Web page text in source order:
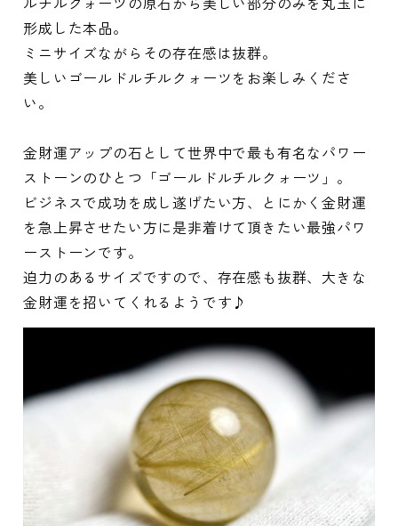
形成した本品。
ミニサイズながらその存在感は抜群。
美しいゴールドルチルクォーツをお楽しみくださ
い。
金財運アップの石として世界中で最も有名なパワー
ストーンのひとつ「ゴールドルチルクォーツ」。
ビジネスで成功を成し遂げたい方、とにかく金財運
を急上昇させたい方に是非着けて頂きたい最強パワ
ーストーンです。
迫力のあるサイズですので、存在感も抜群、大きな
金財運を招いてくれるようです♪